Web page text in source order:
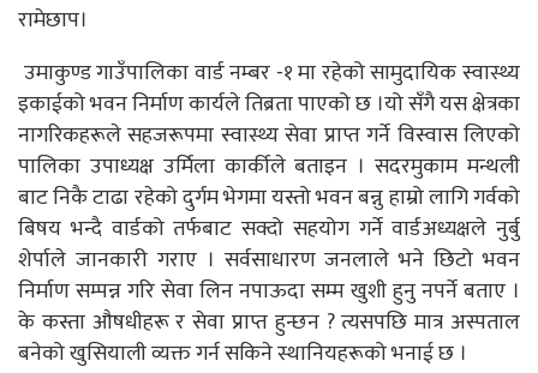
रामेछाप।
उमाकुण्ड गाउँपालिका वार्ड नम्बर -१ मा रहेको सामुदायिक स्वास्थ्य
इकाईको भवन निर्माण कार्यले तिब्रता पाएको छ ।यो सँगै यस क्षेत्रका
नागरिकहरूले सहजरूपमा स्वास्थ्य सेवा प्राप्त गर्ने विस्वास लिएको
पालिका उपाध्यक्ष उर्मिला कार्कीले बताइन । सदरमुकाम मन्थली
बाट निकै टाढा रहेको दुर्गम भेगमा यस्तो भवन बन्नु हाम्रो लागि गर्वको
बिषय भन्दै वार्डको तर्फबाट सक्दो सहयोग गर्ने वार्डअध्यक्षले नुर्बु
शेर्पाले जानकारी गराए । सर्वसाधारण जनलाले भने छिटो भवन
निर्माण सम्पन्न गरि सेवा लिन नपाऊदा सम्म खुशी हुनु नपर्ने बताए ।
के कस्ता औषधीहरू र सेवा प्राप्त हुन्छन ? त्यसपछि मात्र अस्पताल
बनेको खुसियाली व्यक्त गर्न सकिने स्थानियहरूको भनाई छ ।